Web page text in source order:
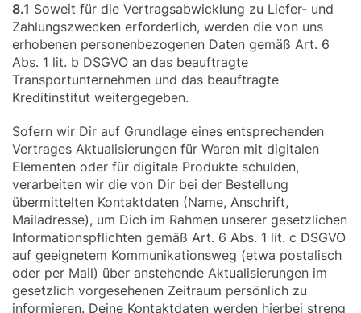
8.1 Soweit für die Vertragsabwicklung zu Liefer- und
Zahlungszwecken erforderlich, werden die von uns
erhobenen personenbezogenen Daten gemäß Art. 6
Abs. 1 lit. b DSGVO an das beauftragte
Transportunternehmen und das beauftragte
Kreditinstitut weitergegeben.
Sofern wir Dir auf Grundlage eines entsprechenden
Vertrages Aktualisierungen für Waren mit digitalen
Elementen oder für digitale Produkte schulden,
verarbeiten wir die von Dir bei der Bestellung
übermittelten Kontaktdaten (Name, Anschrift,
Mailadresse), um Dich im Rahmen unserer gesetzlichen
Informationspflichten gemäß Art. 6 Abs. 1 lit. c DSGVO
auf geeignetem Kommunikationsweg (etwa postalisch
oder per Mail) über anstehende Aktualisierungen im
gesetzlich vorgesehenen Zeitraum persönlich zu
informieren. Deine Kontaktdaten werden hierbei streng